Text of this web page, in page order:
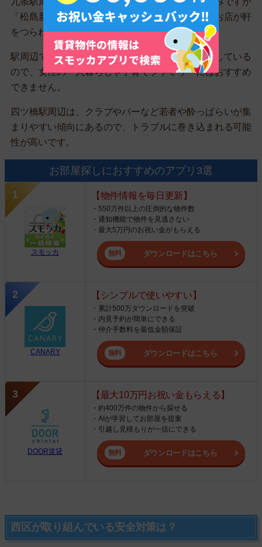
「松島新地」と呼ばれる風俗街があり、怪しげなお店が軒
をつらねています。
駅周辺でのトラブルも多く、乱闘事件なども多発している
ので、女性の一人暮らしや子育てファミリーにはおすすめ
できません。
四ツ橋駅周辺は、クラブやバーなど若者や酔っぱらいが集
まりやすい傾向にあるので、トラブルに巻き込まれる可能
性が高いです。
お部屋探しにおすすめのアプリ3選
スモッカ
【物件情報を毎日更新】
・550万件以上の圧倒的な物件数
・通知機能で物件を見逃さない
・最大5万円のお祝い金がもらえる
ダウンロードはこちら
CANARY
【シンプルで使いやすい】
・累計500万ダウンロードを突破
・内見予約が簡単にできる
・仲介手数料を最低金額保証
ダウンロードはこちら
DOOR賃貸
【最大10万円お祝い金もらえる】
・約400万件の物件から探せる
・AIが学習してお部屋を提案
・引越し見積もりが一括にできる
ダウンロードはこちら
西区が取り組んでいる安全対策は？